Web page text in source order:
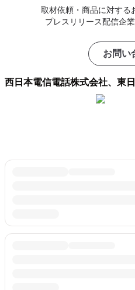
取材依頼・商品に対する
プレスリリース配信企
お問い
西日本電信電話株式会社、東